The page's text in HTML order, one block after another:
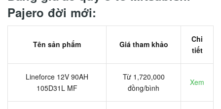
Pajero đời mới:
Tên sản phẩm Giá tham khảo
Chi
tiết
Lineforce 12V 90AH
105D31L MF
Từ 1,720,000
đồng/bình
Xem